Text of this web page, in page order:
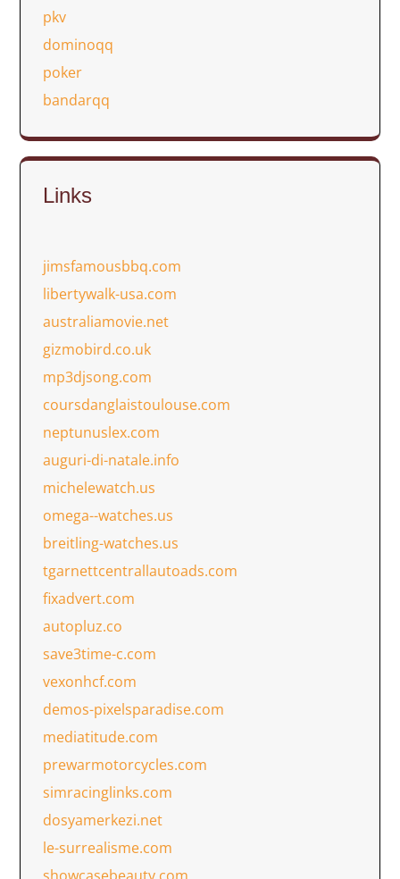
pkv
dominoqq
poker
bandarqq
Links
jimsfamousbbq.com
libertywalk-usa.com
australiamovie.net
gizmobird.co.uk
mp3djsong.com
coursdanglaistoulouse.com
neptunuslex.com
auguri-di-natale.info
michelewatch.us
omega--watches.us
breitling-watches.us
tgarnettcentrallautoads.com
fixadvert.com
autopluz.co
save3time-c.com
vexonhcf.com
demos-pixelsparadise.com
mediatitude.com
prewarmotorcycles.com
simracinglinks.com
dosyamerkezi.net
le-surrealisme.com